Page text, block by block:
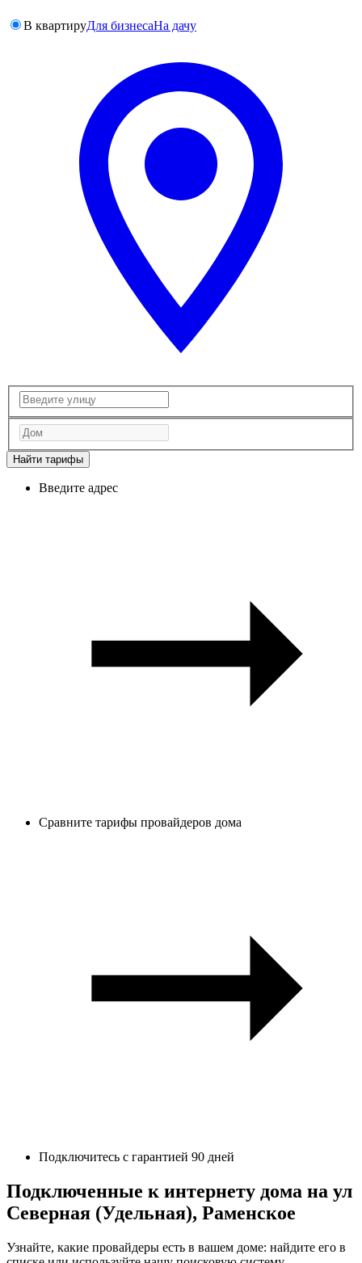
В квартируДля бизнесаНа дачу
Найти тарифы
Введите адрес
Сравните тарифы провайдеров дома
Подключитесь с гарантией 90 дней
Подключенные к интернету дома на ул
Северная (Удельная), Раменское
Узнайте, какие провайдеры есть в вашем доме: найдите его в